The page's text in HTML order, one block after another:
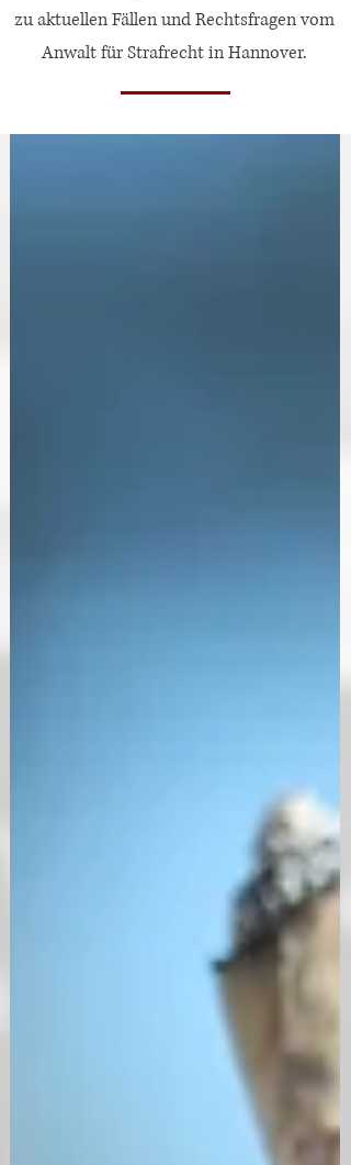
zu aktuellen Fällen und Rechtsfragen vom
Anwalt für Strafrecht in Hannover.